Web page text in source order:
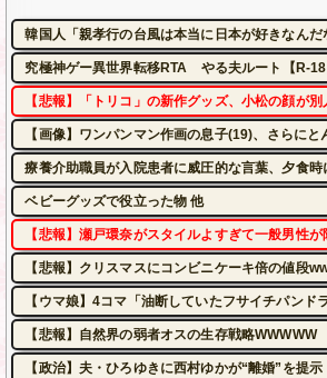
韓国人「親孝行の台風は本当に日本が好きなんだ
究極神ゲー異世界転移RTA やる夫ルート【R-
【悲報】「トリコ」の新作グッズ、小松の顔が
【画像】ワンパンマン作画の息子(19)、さらにと
療養介助職員が入院患者に威圧的な言葉、夕食
ベビーグッズで役立った物 他
【悲報】瀬戸環奈がスタイルよすぎて一般男性
【悲報】クリスマスにコンビニケーキ倍の値段
【ウマ娘】4コマ「油断していたフサイチパンドラ
【悲報】自然界の弱者オスの生存戦略WWWWW
【政治】夫・ひろゆきに西村ゆかが“離婚”を提